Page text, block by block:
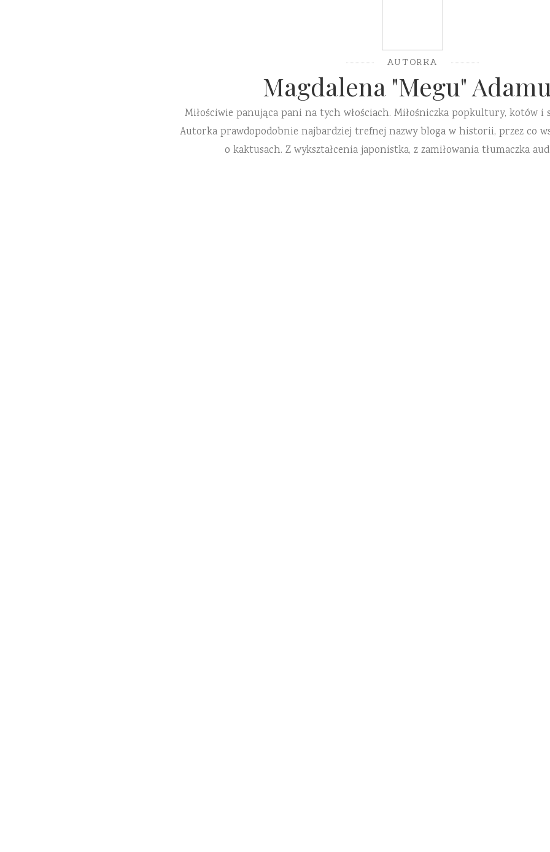
AUTORKA
Magdalena "Megu"
Miłościwie panująca pani na tych włościach. Miłośniczka popkultury, kotów i
Autorka prawdopodobnie najbardziej trefnej nazwy bloga w historii, przez co
o kaktusach. Z wykształcenia japonistka, z zamiłowania tłumaczka